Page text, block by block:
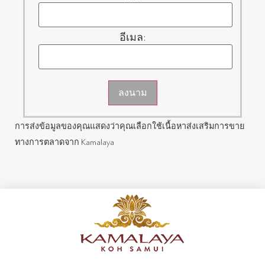
อีเมล:
ลงนาม
การส่งข้อมูลของคุณแสดงว่าคุณเลือกใช้เนื้อหาส่งเสริมการขาย
ทางการตลาดจาก Kamalaya